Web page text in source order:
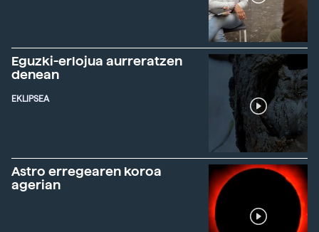
Eguzki-erlojua aurreratzen
denean
EKLIPSEA
Astro erregearen koroa
agerian